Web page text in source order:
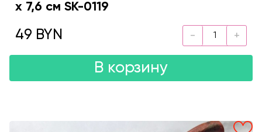
х 7,6 см SK-0119
49 BYN
В корзину